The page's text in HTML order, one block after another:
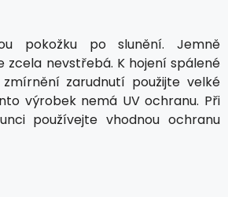
pokožku po slunění. Jemně
zcela nevstřebá. K hojení spálené
zarudnutí použijte velké
výrobek nemá UV ochranu. Při
používejte vhodnou ochranu